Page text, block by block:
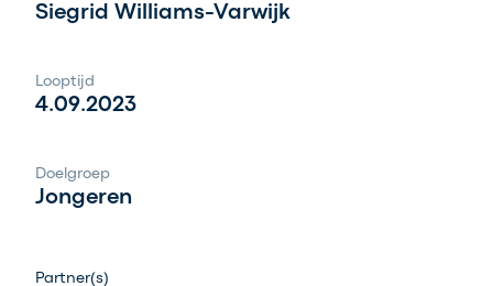
Siegrid Williams-Varwijk
Looptijd
4.09.2023
Doelgroep
Jongeren
Partner(s)